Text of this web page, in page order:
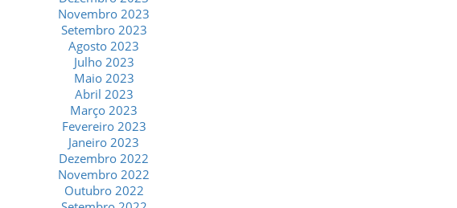
Novembro 2023
Setembro 2023
Agosto 2023
Julho 2023
Maio 2023
Abril 2023
Março 2023
Fevereiro 2023
Janeiro 2023
Dezembro 2022
Novembro 2022
Outubro 2022